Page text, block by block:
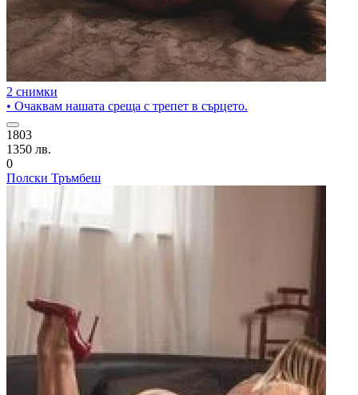
2 снимки
• Очаквам нашата среща с трепет в сърцето.
1803
1350 лв.
0
Полски Тръмбеш